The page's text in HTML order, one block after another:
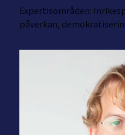
Expertisområden:
påverkan,